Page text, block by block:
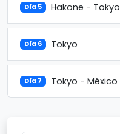
Día 5 Hakone - Tokyo
Día 6 Tokyo
Día 7 Tokyo - México